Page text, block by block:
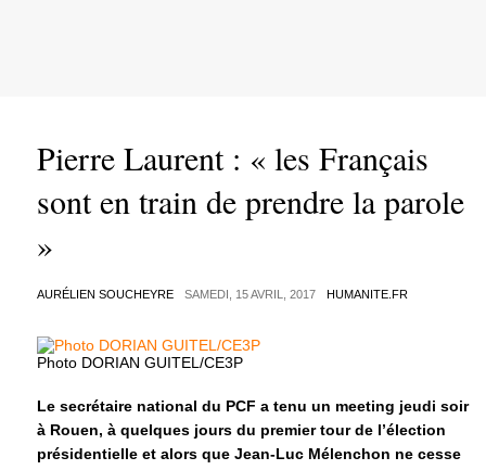
Pierre Laurent : « les Français
sont en train de prendre la parole
»
AURÉLIEN SOUCHEYRE SAMEDI, 15 AVRIL, 2017 HUMANITE.FR
Photo DORIAN GUITEL/CE3P
Le secrétaire national du PCF a tenu un meeting jeudi soir
à Rouen, à quelques jours du premier tour de l’élection
présidentielle et alors que Jean-Luc Mélenchon ne cesse